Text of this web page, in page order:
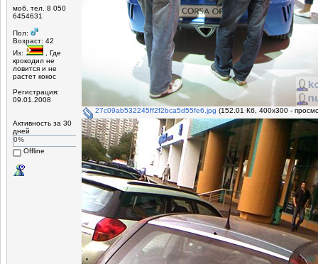
моб. тел. 8 050
6454631
Пол:
Возраст: 42
Из:
, Где
крокодил не
ловится и не
растет кокос
Регистрация:
09.01.2008
Активность за 30
дней
0%
Offline
27c09ab532245ff2f2bca5d55fe6.jpg (152.01 Кб, 400x300 -